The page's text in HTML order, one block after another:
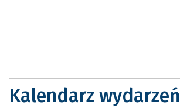
Kalendarz wydarzeń